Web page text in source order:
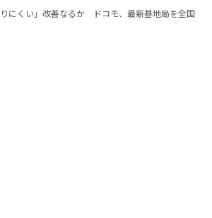
りにくい」改善なるか ドコモ、最新基地局を全国